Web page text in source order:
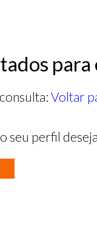
para
Voltar
seu perfil